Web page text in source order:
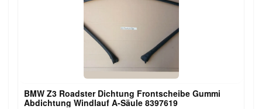
BMW Z3 Roadster Dichtung Frontscheibe Gummi
Abdichtung Windlauf A-Säule 8397619